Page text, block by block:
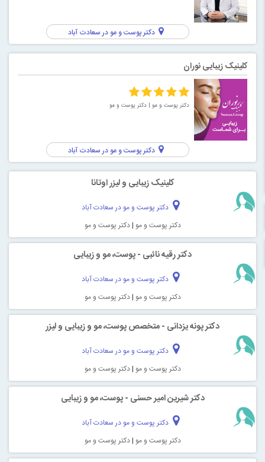
دکتر پوست و مو در سعادت آباد
کلینیک زیبایی نوران
دکتر پوست و مو | دکتر پوست و مو
دکتر پوست و مو در سعادت آباد
کلینیک زیبایی و لیزر اوتانا
دکتر پوست و مو در سعادت آباد
دکتر پوست و مو |دکتر پوست و مو
دکتر رقیه نائبی - پوست، مو و زیبایی
دکتر پوست و مو در سعادت آباد
دکتر پوست و مو |دکتر پوست و مو
دکتر پونه یزدانی - متخصص پوست، مو و زیبایی و لیزر
دکتر پوست و مو در سعادت آباد
دکتر پوست و مو |دکتر پوست و مو
دکتر شیرین امیر حسنی - پوست، مو و زیبایی
دکتر پوست و مو در سعادت آباد
دکتر پوست و مو |دکتر پوست و مو